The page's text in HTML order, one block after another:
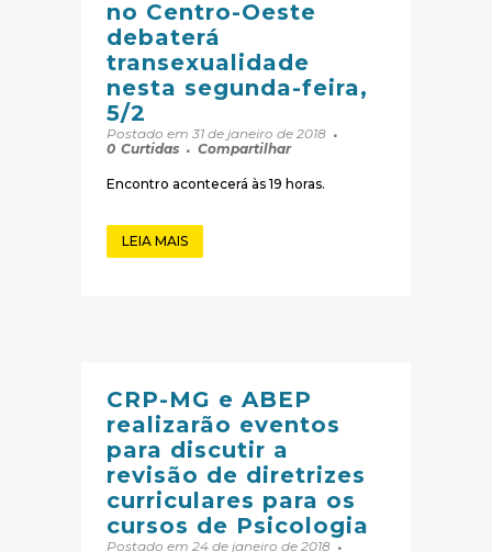
no Centro-Oeste
debaterá
transexualidade
nesta segunda-feira,
5/2
Postado em 31 de janeiro de 2018
0 Curtidas Compartilhar
Encontro acontecerá às 19 horas.
LEIA MAIS
CRP-MG e ABEP
realizarão eventos
para discutir a
revisão de diretrizes
curriculares para os
cursos de Psicologia
Postado em 24 de janeiro de 2018